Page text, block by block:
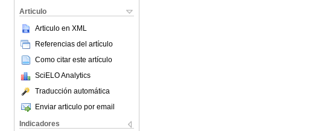
Articulo
Articulo en XML
Referencias del artículo
Como citar este artículo
SciELO Analytics
Traducción automática
Enviar articulo por email
Indicadores